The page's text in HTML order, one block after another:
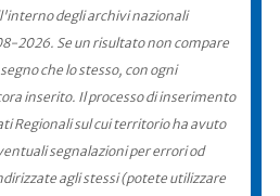
degli archivi nazionali
2026. Se un risultato non compare
che lo stesso, con ogni
inserito. Il processo di inserimento
Regionali sul cui territorio ha avuto
segnalazioni per errori od
agli stessi (potete utilizzare